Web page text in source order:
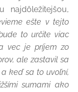
najdôležitejšou,
ešte v tejto
to určite viac
vec je príjem zo
ale zastavil sa
keď sa to uvoľní,
sumami ako